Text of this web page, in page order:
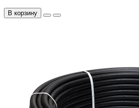
В корзину